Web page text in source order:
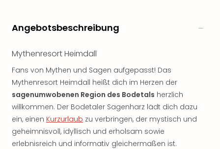
Angebotsbeschreibung
Mythenresort Heimdall
Fans von Mythen und Sagen aufgepasst! Das
Mythenresort Heimdall heißt dich im Herzen der
sagenumwobenen Region des Bodetals herzlich
willkommen. Der Bodetaler Sagenharz lädt dich dazu
ein, einen Kurzurlaub zu verbringen, der mystisch und
geheimnisvoll, idyllisch und erholsam sowie
erlebnisreich und informativ gleichermaßen ist.